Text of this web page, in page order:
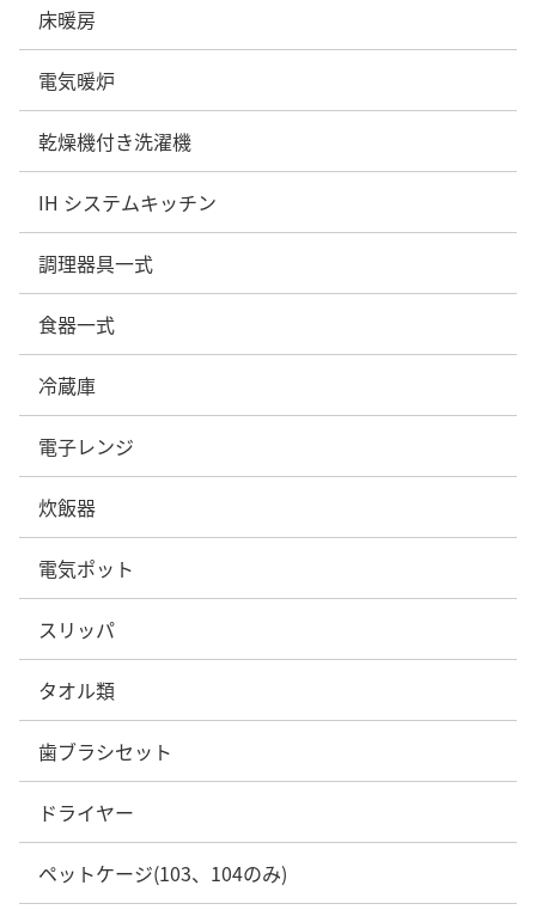
床暖房
電気暖炉
乾燥機付き洗濯機
IH システムキッチン
調理器具一式
食器一式
冷蔵庫
電子レンジ
炊飯器
電気ポット
スリッパ
タオル類
歯ブラシセット
ドライヤー
ペットケージ(103、104のみ)